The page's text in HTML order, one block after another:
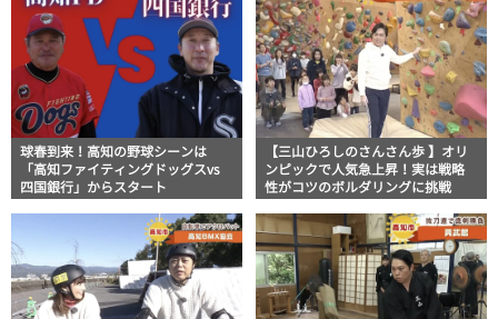
球春到来！高知の野球シーンは
「高知ファイティングドッグスvs
四国銀行」からスタート
【三山ひろしのさんさん歩 】オリ
ンピックで人気急上昇！実は戦略
性がコツのボルダリングに挑戦